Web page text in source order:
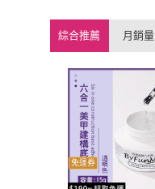
綜合推薦 月銷量
免運券